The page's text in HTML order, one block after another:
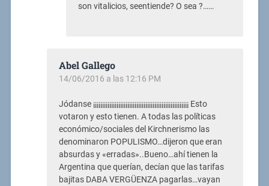
son vitalicios, seentiende? O sea ?……
Abel Gallego
14/06/2016 a las 12:16 PM
Jódanse ¡¡¡¡¡¡¡¡¡¡¡¡¡¡¡¡¡¡¡¡¡¡¡¡¡¡¡¡¡¡¡¡¡¡¡¡¡¡¡¡¡¡¡¡¡¡¡¡¡¡¡¡¡ Esto
votaron y esto tienen. A todas las políticas
económico/sociales del Kirchnerismo las
denominaron POPULISMO…dijeron que eran
absurdas y «erradas»..Bueno…ahí tienen la
Argentina que querían, decían que las tarifas
bajitas DABA VERGÜENZA pagarlas…vayan